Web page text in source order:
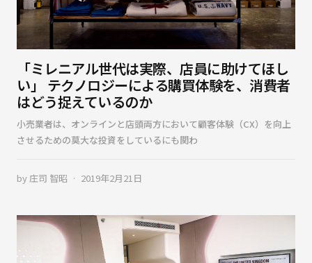
「ミレニアル世代は実際、店員に助けてほし
い」 テクノロジーによる購買体験を、消費者
はどう捉えているのか
小売業者は、オンラインと店頭両方において顧客体験（CX）を向上
させるための莫大な投資をしているにも関わ
by庄司 智昭 2019年2月21日